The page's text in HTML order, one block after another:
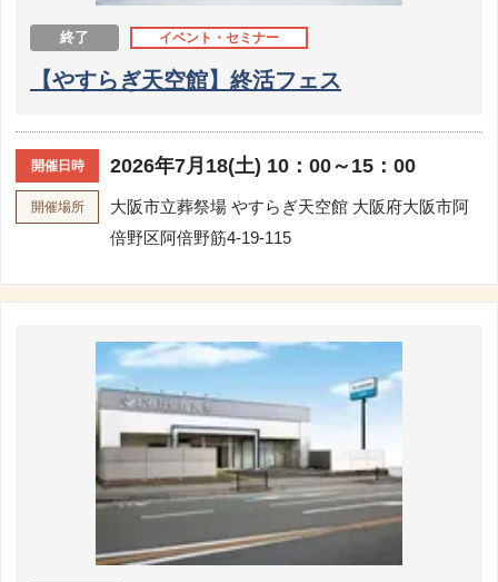
終了 イベント・セミナー
【やすらぎ天空館】終活フェス
開催日時 2026年7月18(土) 10：00～15：00
開催場所 大阪市立葬祭場 やすらぎ天空館 大阪府大阪市阿
倍野区阿倍野筋4-19-115